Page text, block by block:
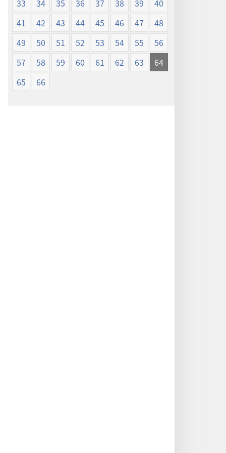
33
34 35 36 37 38 39
40
41
42 43 44 45 46 47
48
49
50 51 52 53 54 55
56
57
58 59 60 61 62 63
64
65
66